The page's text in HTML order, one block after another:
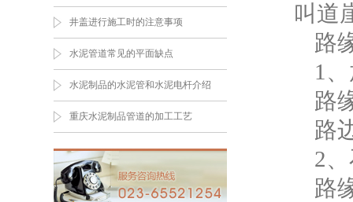
井盖进行施工时的注意事项
水泥管道常见的平面缺点
水泥制品的水泥管和水泥电杆介绍
重庆水泥制品管道的加工工艺
叫道
路
1
路
路
2
路